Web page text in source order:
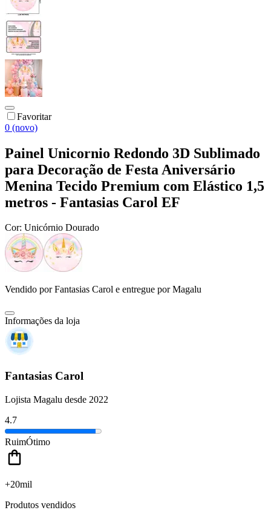
Favoritar
0 (novo)
Painel Unicornio Redondo 3D Sublimado
para Decoração de Festa Aniversário
Menina Tecido Premium com Elástico 1,5
metros - Fantasias Carol EF
Cor: Unicórnio Dourado
Vendido porFantasias Carol e entregue por Magalu
Informações da loja
Fantasias Carol
Lojista Magalu desde 2022
4.7
RuimÓtimo
+20mil
Produtos vendidos